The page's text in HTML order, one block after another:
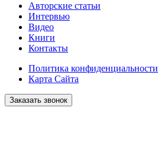
Авторские статьи
Интервью
Видео
Книги
Контакты
Политика конфиденциальности
Карта Сайта
Заказать звонок